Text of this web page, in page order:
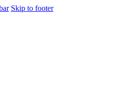
Skip to footer